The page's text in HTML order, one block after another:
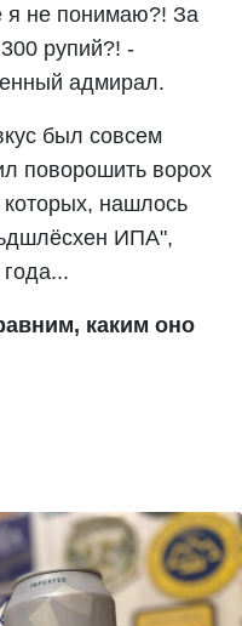
я не понимаю?! За
рупий?! -
адмирал.
был совсем
поворошить ворох
нашлось
ИПА",
каким оно